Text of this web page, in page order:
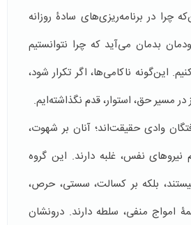
چرا در برنامه‌ریزی‌های سادۀ روزانه‌
بدمان می‌آید که چرا نتوانستیم
این‌گونه ناکامی‌ها، اگر تکرار شود،
مسیر حق، استوار، قدم نگذاشته‌ایم.
وادی حقیقت‌اند؛ آنان بر شهوت،
نفس، غلبه دارند. این گروه
بلکه بر کسالت، سستی، حرص،
امواج منفی، سلطه دارند. درونشان